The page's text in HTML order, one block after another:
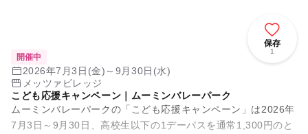
保存
1
開催中
2026年7月3日(金)～9月30日(水)
メッツァビレッジ
こども応援キャンペーン｜ムーミンバレーパーク
ムーミンバレーパークの「こども応援キャンペーン」は2026年
7月3日～9月30日、高校生以下の1デーパスを通常1,300円のと